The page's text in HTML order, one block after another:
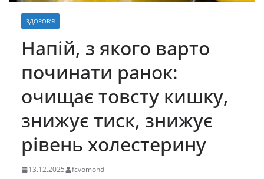
ЗДОРОВ’Я
Напій, з якого варто
починати ранок:
очищає товсту кишку,
знижує тиск, знижує
рівень холестерину
13.12.2025 fcvomond